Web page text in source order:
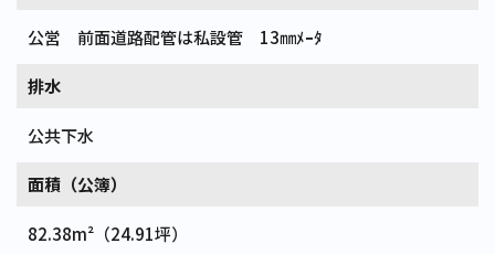
公営 前面道路配管は私設管 13㎜ﾒｰﾀ
排水
公共下水
面積（公簿）
82.38m²（24.91坪）